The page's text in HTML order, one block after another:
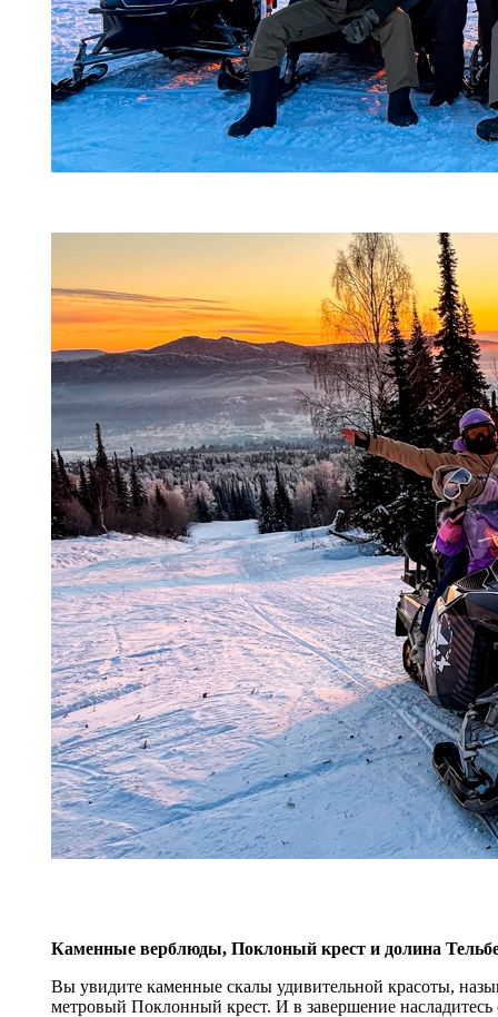
Каменные верблюды, Поклоный крест и долина
Вы увидите каменные скалы удивительной красоты,
метровый Поклонный крест. И в завершение